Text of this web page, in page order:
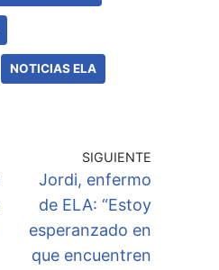
NOTICIAS ELA
SIGUIENTE
Jordi, enfermo
de ELA: “Estoy
esperanzado en
que encuentren